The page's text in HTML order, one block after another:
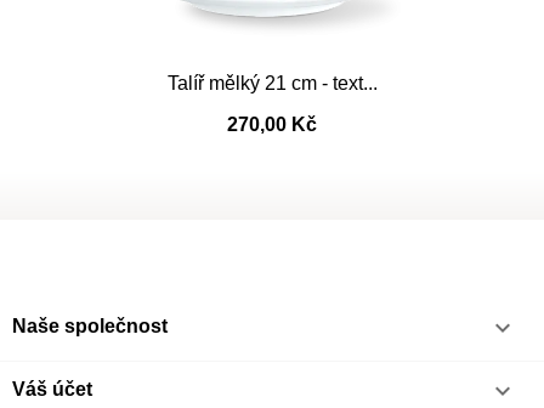
Talíř mělký 21 cm - text...
270,00 Kč
Naše společnost 
Váš účet 